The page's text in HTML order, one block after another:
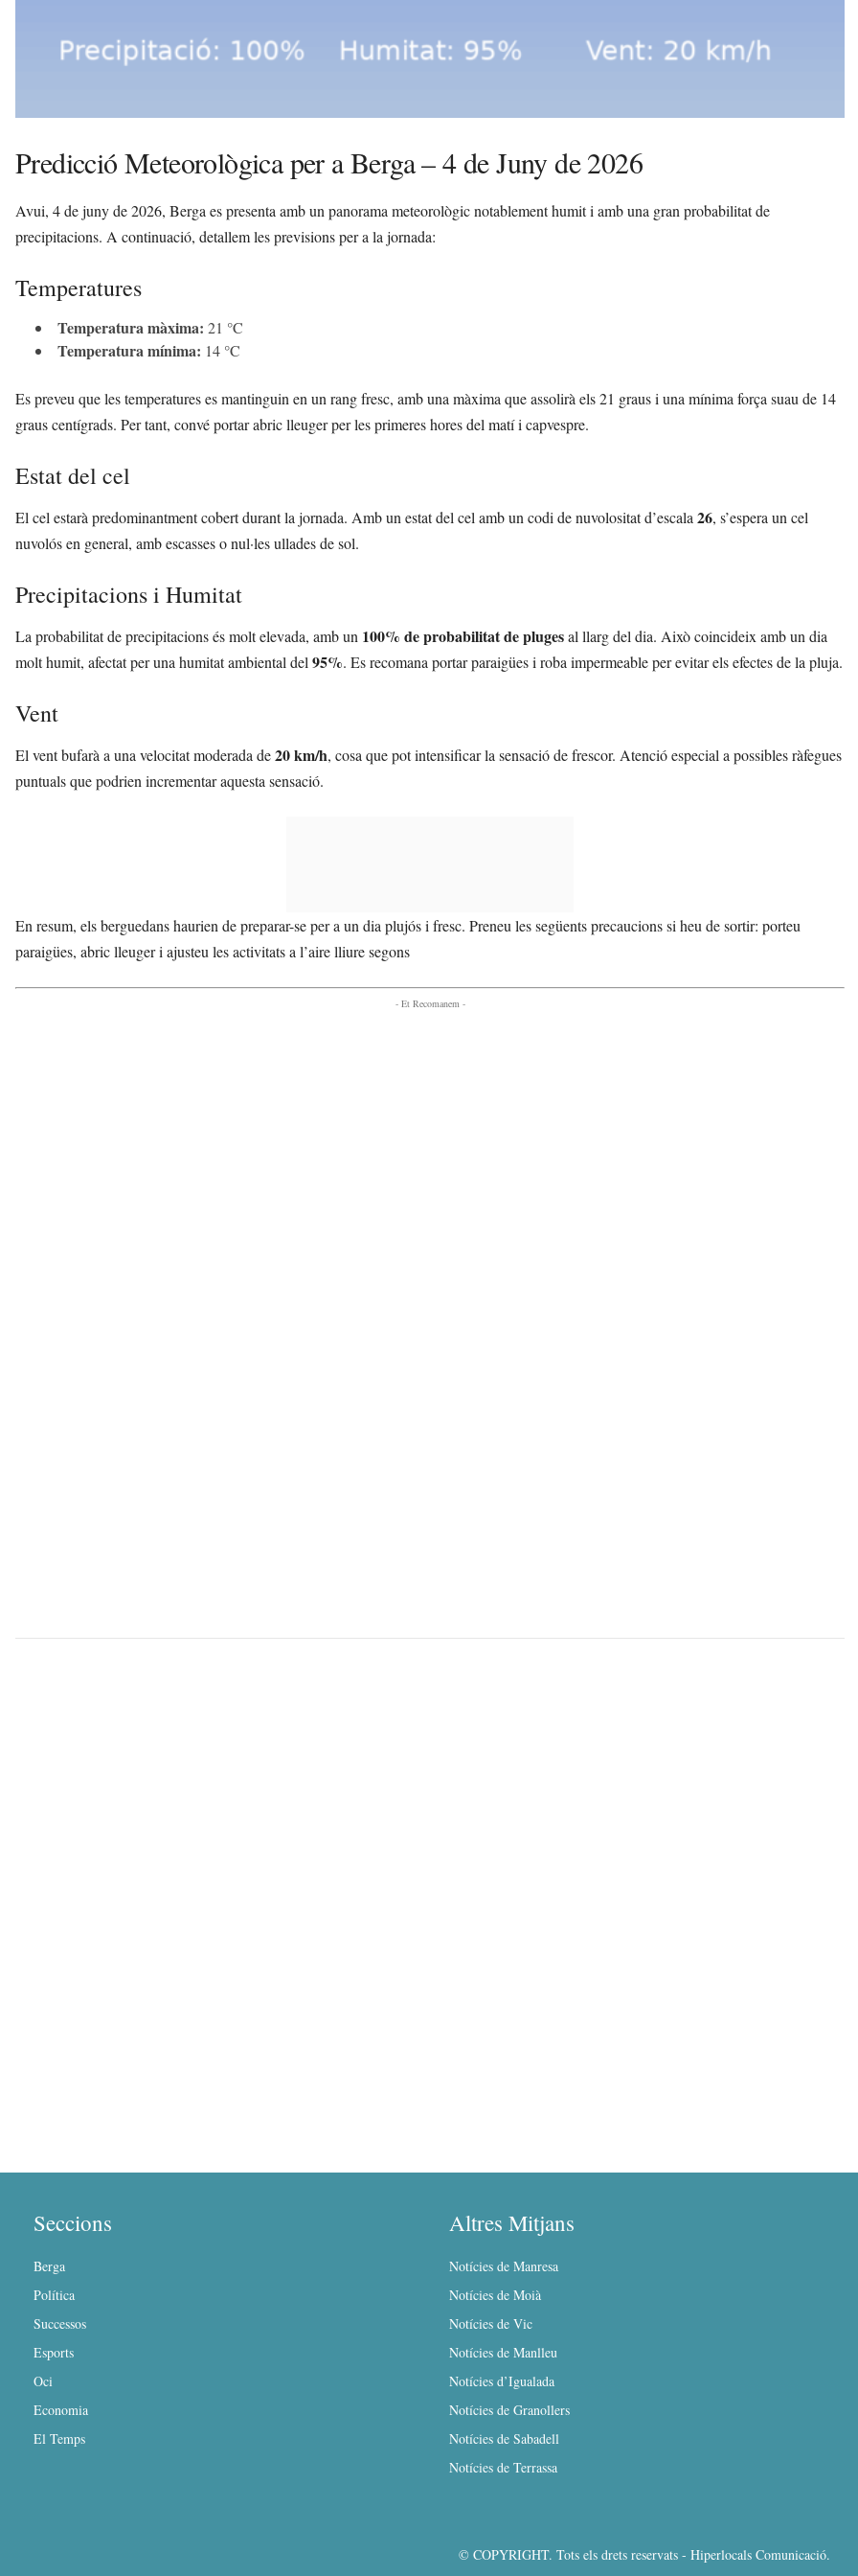
Predicció Meteorològica per a Berga – 4 de Juny de 2026
Avui, 4 de juny de 2026, Berga es presenta amb un panorama meteorològic notablement humit i amb una gran probabilitat de
precipitacions. A continuació, detallem les previsions per a la jornada:
Temperatures
Temperatura màxima: 21 °C
Temperatura mínima: 14 °C
Es preveu que les temperatures es mantinguin en un rang fresc, amb una màxima que assolirà els 21 graus i una mínima força suau de 14
graus centígrads. Per tant, convé portar abric lleuger per les primeres hores del matí i capvespre.
Estat del cel
El cel estarà predominantment cobert durant la jornada. Amb un estat del cel amb un codi de nuvolositat d’escala 26, s’espera un cel
nuvolós en general, amb escasses o nul·les ullades de sol.
Precipitacions i Humitat
La probabilitat de precipitacions és molt elevada, amb un 100% de probabilitat de plugesal llarg del dia. Això coincideix amb un dia
molt humit, afectat per una humitat ambiental del 95%. Es recomana portar paraigües i roba impermeable per evitar els efectes de la pluja.
Vent
El vent bufarà a una velocitat moderada de20 km/h, cosa que pot intensificar la sensació de frescor. Atenció especial a possibles ràfegues
puntuals que podrien incrementar aquesta sensació.
En resum, els berguedans haurien de preparar-se per a un dia plujós i fresc. Preneu les següents precaucions si heu de sortir: porteu
paraigües, abric lleuger i ajusteu les activitats a l’aire lliure segons
- Et Recomanem -
Seccions
Berga
Política
Successos
Esports
Oci
Economia
El Temps
Altres Mitjans
Notícies de Manresa
Notícies de Moià
Notícies de Vic
Notícies de Manlleu
Notícies d’Igualada
Notícies de Granollers
Notícies de Sabadell
Notícies de Terrassa
© COPYRIGHT. Tots els drets reservats - Hiperlocals Comunicació.